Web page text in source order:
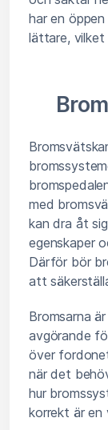
har en
lättare, vilket
med
kan dra åt
egenskaper
Därför bör
att
Bromsarna
avgörande
över
när det
hur
korrekt är en